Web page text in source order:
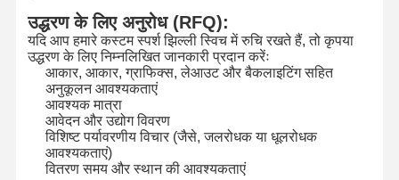
पीएमएमए लेंस
उद्धरण के लिए अनुरोध (RFQ):
यदि आप हमारे कस्टम स्पर्श झिल्ली स्विच में रुचि रखते हैं, तो कृपया
उद्धरण के लिए निम्नलिखित जानकारी प्रदान करेंः
आकार, आकार, ग्राफिक्स, लेआउट और बैकलाइटिंग सहित
अनुकूलन आवश्यकताएं
आवश्यक मात्रा
आवेदन और उद्योग विवरण
विशिष्ट पर्यावरणीय विचार (जैसे, जलरोधक या धूलरोधक
आवश्यकताएं)
वितरण समय और स्थान की आवश्यकताएं